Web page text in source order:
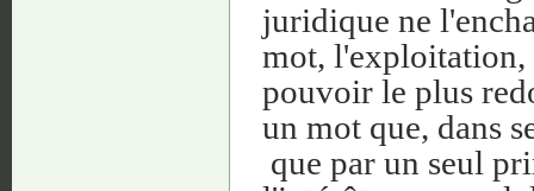
juridique ne
mot, l'exploitation,
pouvoir le plus
un mot que, dans
que par un seul